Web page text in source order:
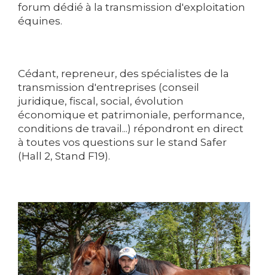
forum dédié à la transmission d'exploitation
équines.
Cédant, repreneur, des spécialistes de la
transmission d'entreprises (conseil
juridique, fiscal, social, évolution
économique et patrimoniale, performance,
conditions de travail...) répondront en direct
à toutes vos questions sur le stand Safer
(Hall 2, Stand F19).